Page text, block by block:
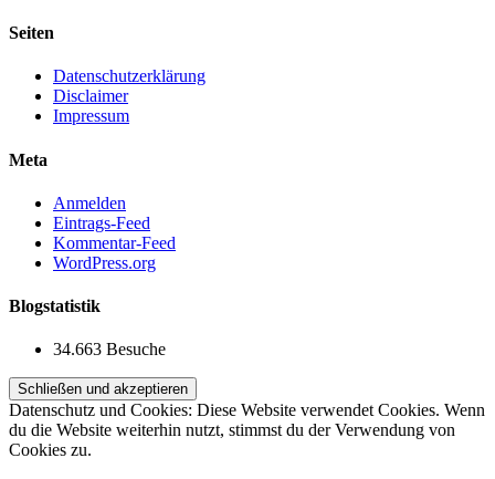
Seiten
Datenschutzerklärung
Disclaimer
Impressum
Meta
Anmelden
Eintrags-Feed
Kommentar-Feed
WordPress.org
Blogstatistik
34.663 Besuche
Datenschutz und Cookies: Diese Website verwendet Cookies. Wenn
du die Website weiterhin nutzt, stimmst du der Verwendung von
Cookies zu.